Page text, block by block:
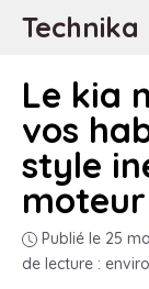
AllerTechnika
Le kia
vos
style
Publié le 25
de lecture :